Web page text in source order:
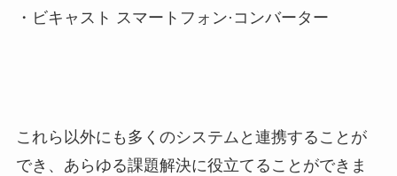
・ビキャスト スマートフォン· コンバーター
これら以外にも多くのシステムと連携することが
でき、あらゆる課題解決に役立てることができま